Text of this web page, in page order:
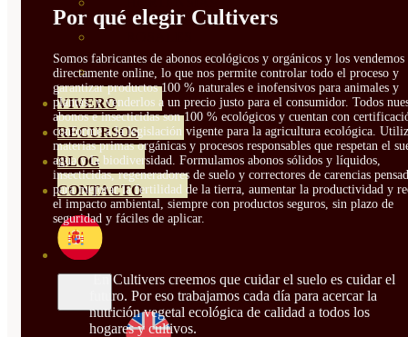
GERANIOS
VIVERO
RECURSOS
BLOG
CONTACTO
Por qué elegir Cultivers
Somos fabricantes de abonos ecológicos y orgánicos y los vendemos
directamente online, lo que nos permite controlar todo el proceso y
garantizar productos 100 % naturales e inofensivos para animales y
plantas, y venderlos a un precio justo para el consumidor. Todos
abonos e insecticidas son 100 % ecológicos y cuentan con
conforme a la legislación vigente para la agricultura ecológica.
materias primas orgánicas y procesos responsables que respetan el
agua y la biodiversidad. Formulamos abonos sólidos y líquidos,
insecticidas, regeneradores de suelo y correctores de carencias
para mejorar la fertilidad de la tierra, aumentar la productividad y
el impacto ambiental, siempre con productos seguros, sin plazo de
seguridad y fáciles de aplicar.
En Cultivers creemos que cuidar el suelo es cuidar el
futuro. Por eso trabajamos cada día para acercar la
nutrición vegetal ecológica de calidad a todos los
hogares y cultivos.